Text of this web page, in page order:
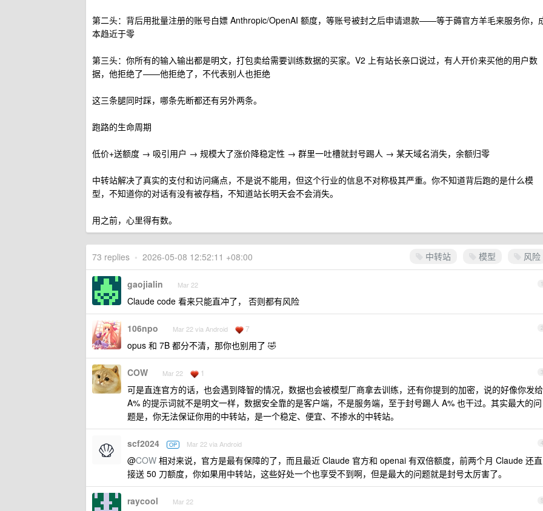
第二头：背后用批量注册的账号白嫖 Anthropic/OpenAI 额度，等账号被封之后申请退款——等于薅官方羊毛来服务你，
本趋近于零
第三头：你所有的输入输出都是明文，打包卖给需要训练数据的买家。V2 上有站长亲口说过，有人开价来买他的用户数
据，他拒绝了——他拒绝了，不代表别人也拒绝
这三条腿同时踩，哪条先断都还有另外两条。
跑路的生命周期
低价+送额度 → 吸引用户 → 规模大了涨价降稳定性 → 群里一吐槽就封号踢人 → 某天域名消失，余额归零
中转站解决了真实的支付和访问痛点，不是说不能用，但这个行业的信息不对称极其严重。你不知道背后跑的是什么模
型，不知道你的对话有没有被存档，不知道站长明天会不会消失。
用之前，心里得有数。
中转站 模型 风险
73 replies • 2026-05-08 12:52:11 +08:00
1
gaojialin Mar 22
Claude code 看来只能直冲了， 否则都有风险
2
106npo Mar 22 via Android 7
opus 和 7B 都分不清，那你也别用了 🤣
3
COW Mar 22 1
可是直连官方的话，也会遇到降智的情况，数据也会被模型厂商拿去训练，还有你提到的加密，说的好像你发给
A% 的提示词就不是明文一样，数据安全靠的是客户端，不是服务端，至于封号踢人 A% 也干过。其实最大的问
题是，你无法保证你用的中转站，是一个稳定、便宜、不掺水的中转站。
4
scf2024 OP Mar 22 via Android
@COW 相对来说，官方是最有保障的了，而且最近 Claude 官方和 openai 有双倍额度，前两个月 Claude 还直
接送 50 刀额度，你如果用中转站，这些好处一个也享受不到啊，但是最大的问题就是封号太厉害了。
5
raycool Mar 22